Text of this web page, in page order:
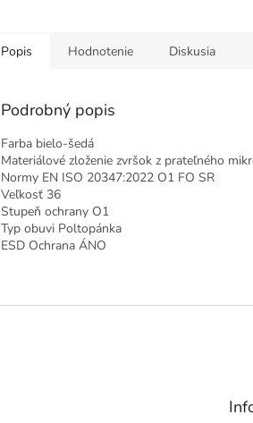
Popis Hodnotenie Diskusia
Podrobný popis
Farba bielo-šedá
Materiálové zloženie zvršok z prateľného
Normy EN ISO 20347:2022 O1 FO SR
Veľkosť 36
Stupeň ochrany O1
Typ obuvi Poltopánka
ESD Ochrana ÁNO